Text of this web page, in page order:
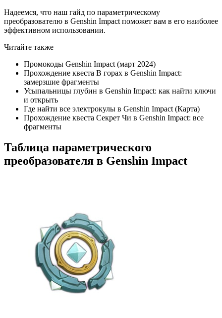
Надеемся, что наш гайд по параметрическому
преобразователю в Genshin Impact поможет вам в его наиболее
эффективном использовании.
Читайте также
Промокоды Genshin Impact (март 2024)
Прохождение квеста В горах в Genshin Impact:
замерзшие фрагменты
Усыпальницы глубин в Genshin Impact: как найти ключи
и открыть
Где найти все электрокулы в Genshin Impact (Карта)
Прохождение квеста Секрет Чи в Genshin Impact: все
фрагменты
Таблица параметрического
преобразователя в Genshin Impact